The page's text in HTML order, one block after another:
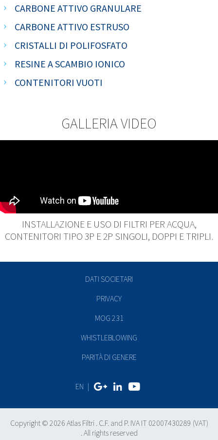
CARBONE ATTIVO GRANULARE
CARBONE ATTIVO ESTRUSO
CRISTALLI DI POLIFOSFATO
RESINE A SCAMBIO IONICO
CONTENITORI VUOTI
GALLERIA VIDEO
INSTALLAZIONE E USO DI FILTRI PER ACQUA,
CONTENITORI TIPO 3P E 2P SINGOLI, DOPPI E TRIPLI.
DATI SOCIETARI
PRIVACY
MOG 231
WHISTLEBLOWING
PARITÀ DI GENERE
EN |
Copyright © 2026 Atlas Filtri . C.F. and P. IVA IT 02007430289 (VAT)
. All rights reserved